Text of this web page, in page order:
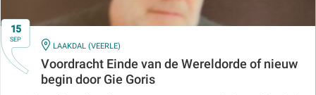
15
SEP
IN
LAAKDAL (VEERLE)
Voordracht Einde van de Wereldorde of nieuw
begin door Gie Goris